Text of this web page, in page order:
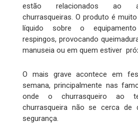
estão relacionados ao
churrasqueiras. O produto é
líquido sobre o
respingos, provocando
manuseia ou em quem estiver
O mais grave acontece em
semana, principalmente nas
onde o churrasqueiro ao
churrasqueira não se cerca de
segurança.